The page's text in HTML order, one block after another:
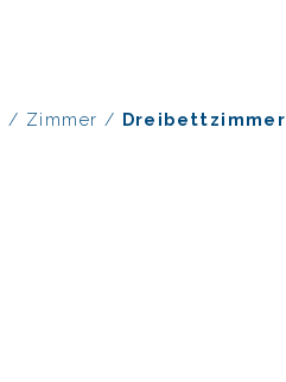
/ Zimmer / Dreibettzimmer